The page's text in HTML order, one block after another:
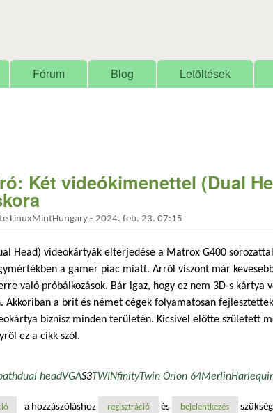
Fórum Blog Letöltések
Két videókimenettel (Dual
LinuxMintHungary - 2024. feb. 23. 07:15
Head) videokártyák elterjedése a Matrox G400
a gamer piac miatt. Arról viszont már
való próbálkozások. Bár igaz, hogy ez nem 3D-s kártya
Akkoriban a brit és német cégek folyamatosan fejlesztettek
biznisz minden területén. Kicsivel előtte született
ez a cikk szól.
dual headVGAS3TWINfinityTwin Orion 64Merlin
retró: két videókimenettel (dual head) rendelkező kártyák hőskora
a hozzászóláshoz regisztráció és bejelentkezés